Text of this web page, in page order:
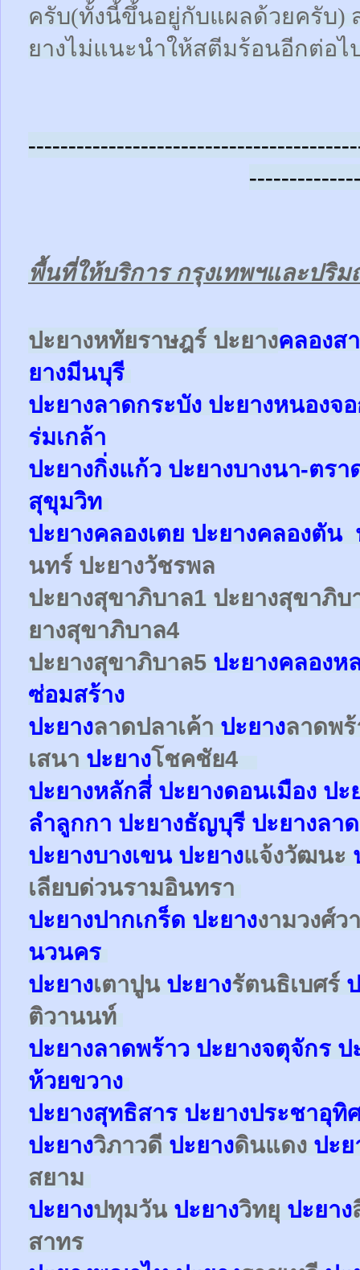
ครับ(ทั้งนี้ขึ้นอยู่กับแผลด้วยครับ)
ยางไม่แนะนำให้สตีมร้อนอีกต่อไ
พื้นที่ให้บริการ กรุงเทพฯและปริ
ปะยางหทัยราษฎร์ ปะยางคลองส
ยางมีนบุรี
ปะยางลาดกระบัง ปะยางหนองจ
ร่มเกล้า
ปะยางกิ่งแก้ว ปะยางบางนา-ตร
สุขุมวิท
ปะยางคลองเตย ปะยางคลองตัน
นทร์ ปะยางวัชรพล
ปะยางสุขาภิบาล1 ปะยางสุขาภิบ
ยางสุขาภิบาล4
ปะยางสุขาภิบาล5 ปะยางคลองห
ซ่อมสร้าง
ปะยางลาดปลาเค้า ปะยางลาดพ
เสนา ปะยางโชคชัย4
ปะยางหลักสี่ ปะยางดอนเมือง ปะ
ลำลูกกา ปะยางธัญบุรี ปะยางลา
ปะยางบางเขน ปะยางแจ้งวัฒนะ
เลียบด่วนรามอินทรา
ปะยางปากเกร็ด ปะยางงามวงศ์ว
นวนคร
ปะยางเตาปูน ปะยางรัตนธิเบศร์
ติวานนท์
ปะยางลาดพร้าว ปะยางจตุจักร ป
ห้วยขวาง
ปะยางสุทธิสาร ปะยางประชาอุทิ
ปะยางวิภาวดี ปะยางดินแดง ปะย
สยาม
ปะยางปทุมวัน ปะยางวิทยุ ปะยาง
สาทร